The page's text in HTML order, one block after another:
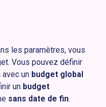
les paramètres, vous
Vous pouvez définir
avec un budget global
un budget
sans date de fin.